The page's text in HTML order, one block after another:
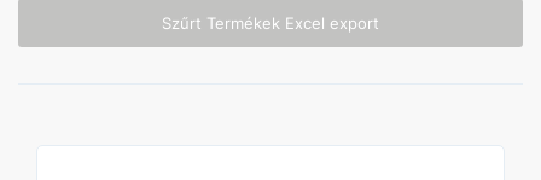
Szűrt Termékek Excel export